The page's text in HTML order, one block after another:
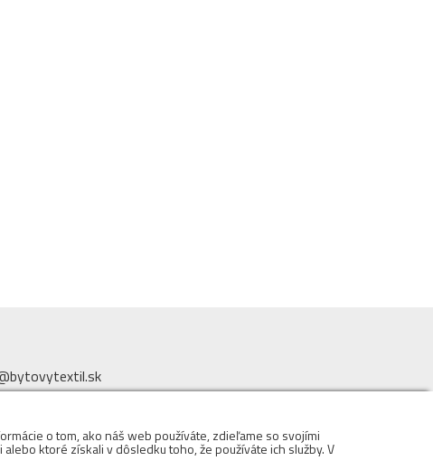
979
- DOMINIK s.r.o.
o tom, ako náš web používáte, zdieľame so svojími
ktoré získali v dôsledku toho, že používáte ich služby. V